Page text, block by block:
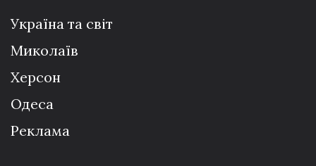
Україна та світ
Миколаїв
Херсон
Одеса
Реклама